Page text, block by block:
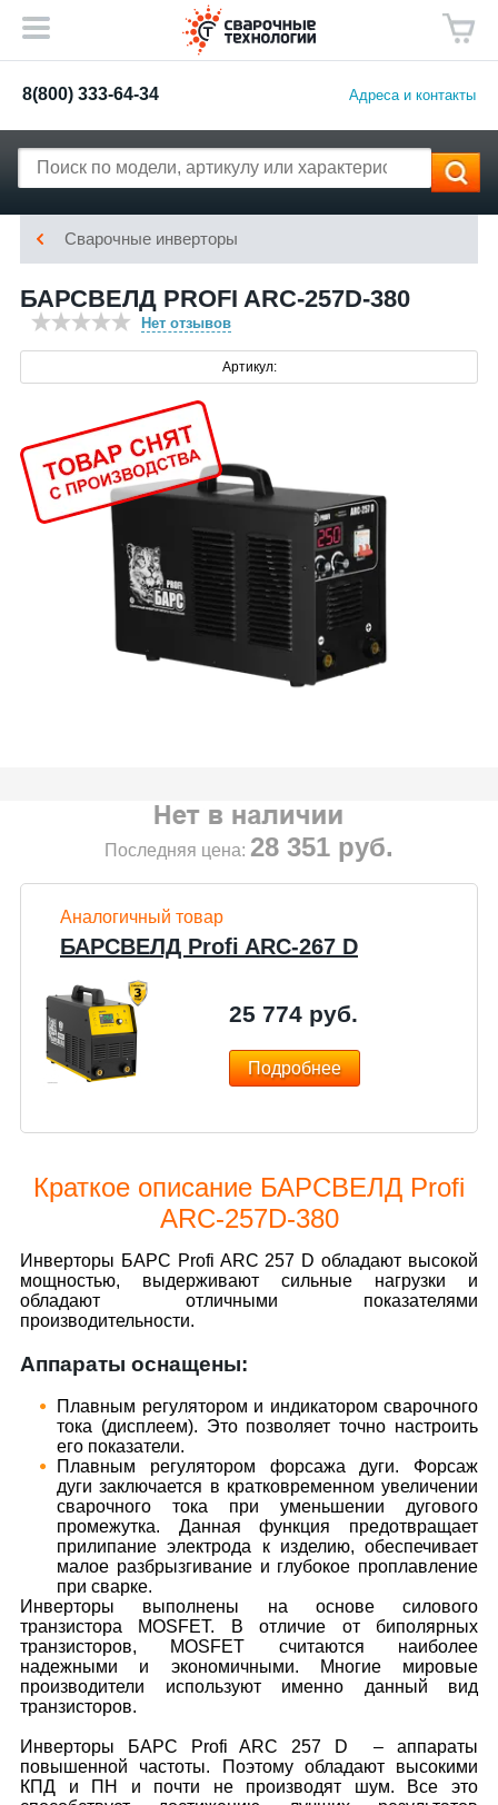
8(800) 333-64-34 Адреса и контакты
Сварочные инверторы
БАРСВЕЛД PROFI ARC-257D-380
Нет отзывов
Артикул:
Последняя цена: 28 351 руб.
Аналогичный товар
БАРСВЕЛД Profi ARC-267 D
25 774руб.
Подробнее
Краткое описание БАРСВЕЛД Profi
ARC-257D-380
Инверторы БАРС Profi ARC 257 D обладают высокой
мощностью, выдерживают сильные нагрузки и
обладают отличными показателями
производительности.
Аппараты оснащены:
Плавным регулятором и индикатором сварочного
тока (дисплеем). Это позволяет точно настроить
его показатели.
Плавным регулятором форсажа дуги. Форсаж
дуги заключается в кратковременном увеличении
сварочного тока при уменьшении дугового
промежутка. Данная функция предотвращает
прилипание электрода к изделию, обеспечивает
малое разбрызгивание и глубокое проплавление
при сварке.
Инверторы выполнены на основе силового
транзистора MOSFET. В отличие от биполярных
транзисторов, MOSFET считаются наиболее
надежными и экономичными. Многие мировые
производители используют именно данный вид
транзисторов.
Инверторы БАРС Profi ARC 257 D – аппараты
повышенной частоты. Поэтому обладают высокими
КПД и ПН и почти не производят шум. Все это